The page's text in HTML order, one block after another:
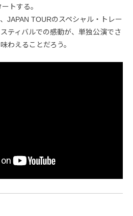
トする。
JAPAN TOURのスペシャル・トレー
ティバルでの感動が、単独公演でさ
わえることだろう。